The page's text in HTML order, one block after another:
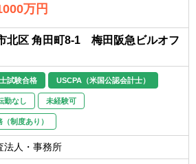
す。万円
北区 角田町8-1 梅田阪急ビルオフ
試験合格 USCPA（米国公認会計士）
勤なし 未経験可
制度あり）
法人・事務所